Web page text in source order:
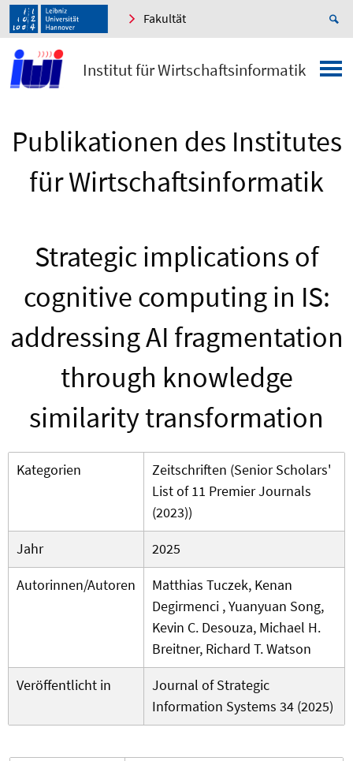
Fakultät
Institut für Wirtschaftsinformatik
Publikationen des Institutes
für Wirtschaftsinformatik
Strategic implications of
cognitive computing in IS:
addressing AI fragmentation
through knowledge
similarity transformation
Kategorien
Zeitschriften (Senior Scholars'
List of 11 Premier Journals
(2023))
Jahr
2025
Autorinnen/Autoren
Matthias Tuczek, Kenan
Degirmenci , Yuanyuan Song,
Kevin C. Desouza, Michael H.
Breitner, Richard T. Watson
Veröffentlicht in
Journal of Strategic
Information Systems 34 (2025)